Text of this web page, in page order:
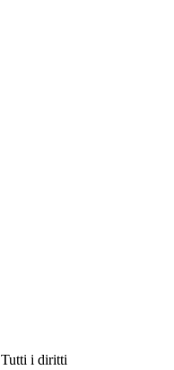
Tutti i diritti